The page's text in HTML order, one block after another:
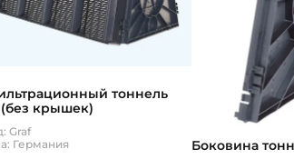
- вода из дренажной или бытовой
в землю посредством
секции.
и конструкцию, с одним
собирать до 10 рядов блоков
можно отнести
тоннель
(без крышек)
Graf
Германия
Боковина